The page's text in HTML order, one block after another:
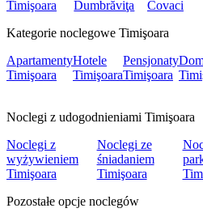
Timişoara
Dumbrăviţa
Covaci
Kategorie noclegowe Timişoara
Apartamenty
Timişoara
Hotele
Timişoara
Pensjonaty
Timişoara
Noclegi z udogodnieniami Timişoara
Noclegi z
wyżywieniem
Timişoara
Noclegi ze
śniadaniem
Timişoara
Pozostałe opcje noclegów